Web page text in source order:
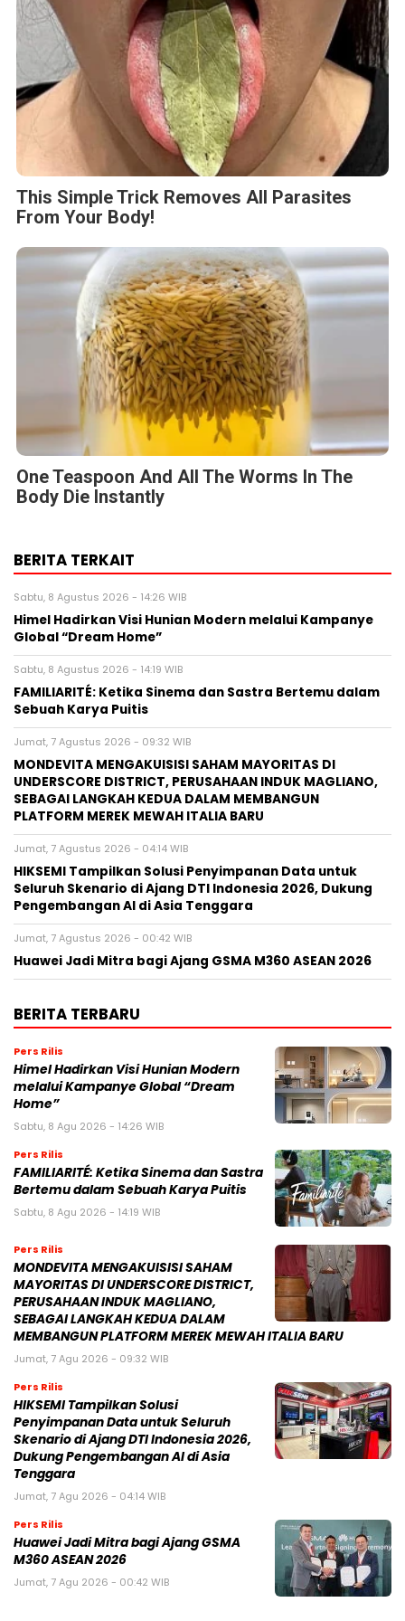
This Simple Trick Removes All Parasites
From Your Body!
One Teaspoon And All The Worms In The
Body Die Instantly
BERITA TERKAIT
Sabtu, 8 Agustus 2026 - 14:26 WIB
Himel Hadirkan Visi Hunian Modern melalui Kampanye
FAMILIARITÉ: Ketika Sinema dan Sastra Bertemu dalam
Jumat, 7 Agustus 2026 - 09:32 WIB
MONDEVITA MENGAKUISISI SAHAM MAYORITAS DI
UNDERSCORE DISTRICT, PERUSAHAAN INDUK MAGLIANO,
SEBAGAI LANGKAH KEDUA DALAM MEMBANGUN
PLATFORM MEREK MEWAH ITALIA BARU
Jumat, 7 Agustus 2026 - 04:14 WIB
HIKSEMI Tampilkan Solusi Penyimpanan Data untuk
Seluruh Skenario di Ajang DTI Indonesia 2026, Dukung
Pengembangan AI di Asia Tenggara
Jumat, 7 Agustus 2026 - 00:42 WIB
Huawei Jadi Mitra bagi Ajang GSMA M360 ASEAN 2026
BERITA TERBARU
Pers Rilis
Himel Hadirkan Visi Hunian Modern
melalui Kampanye Global “Dream
Home”
Pers Rilis
FAMILIARITÉ: Ketika Sinema dan Sastra
Bertemu dalam Sebuah Karya Puitis
Sabtu, 8 Agu 2026 - 14:19 WIB
Pers Rilis
MAYORITAS DI UNDERSCORE DISTRICT,
PERUSAHAAN INDUK MAGLIANO,
SEBAGAI LANGKAH KEDUA DALAM
MEMBANGUN PLATFORM MEREK MEWAH ITALIA BARU
Pers Rilis
HIKSEMI Tampilkan Solusi
Penyimpanan Data untuk Seluruh
Skenario di Ajang DTI Indonesia 2026,
Dukung Pengembangan AI di Asia
Pers Rilis
Huawei Jadi Mitra bagi Ajang GSMA
M360 ASEAN 2026
Jumat, 7 Agu 2026 - 00:42 WIB
BERITA POPULER
Tengku Dewi Beri Klarifikasi Terkait Kabar
Dirinya Cabut Gugatan Cerai ke Aktor